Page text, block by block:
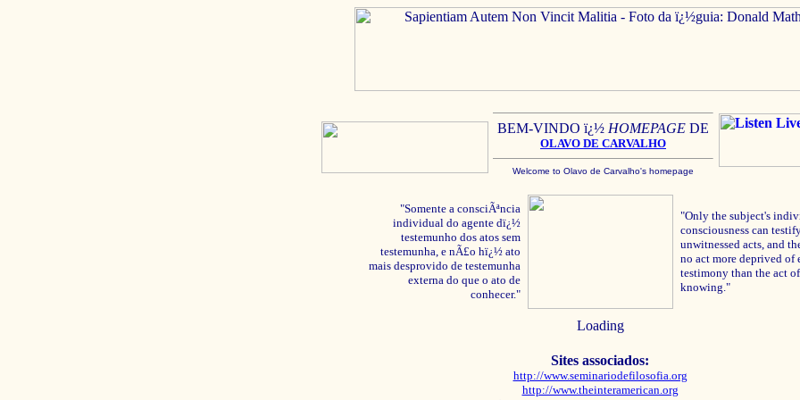
BEM-VINDO ï¿½ HOMEPAGE DE
OLAVO DE CARVALHO
Welcome to Olavo de Carvalho's homepage
"Somente a consciÃªncia
individual do agente dï¿½
testemunho dos atos sem
testemunha, e nÃ£o hï¿½ ato
mais desprovido de testemunha
externa do que o ato de
conhecer."
"Only the subject's
consciousness can
unwitnessed acts, and
no act more deprived of
testimony than the act of
knowing."
Loading
Sites associados:
http://www.seminariodefilosofia.org
http://www.theinteramerican.org